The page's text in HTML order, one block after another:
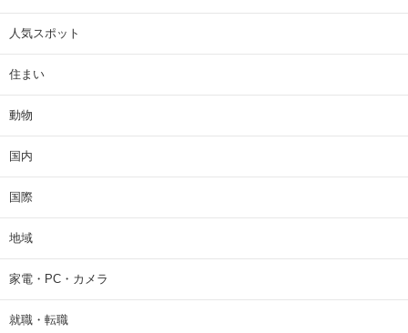
人気スポット
住まい
動物
国内
国際
地域
家電・PC・カメラ
就職・転職